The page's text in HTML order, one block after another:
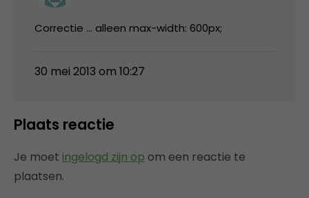
Correctie … alleen max-width: 600px;
30 mei 2013 om 10:27
Plaats reactie
Je moet ingelogd zijn op om een reactie te
plaatsen.